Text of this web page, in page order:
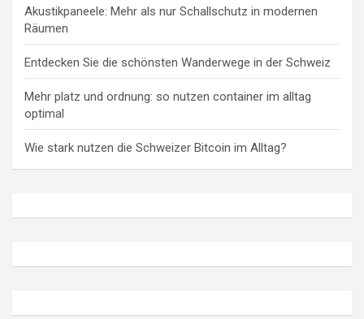
Akustikpaneele: Mehr als nur Schallschutz in modernen
Räumen
Entdecken Sie die schönsten Wanderwege in der Schweiz
Mehr platz und ordnung: so nutzen container im alltag
optimal
Wie stark nutzen die Schweizer Bitcoin im Alltag?